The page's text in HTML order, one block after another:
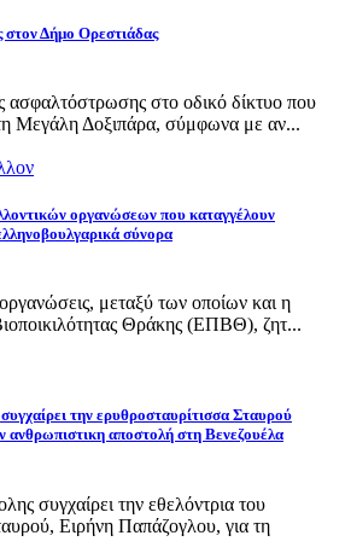
Δήμο Ορεστιάδας
ασφαλτόστρωσης στο οδικό δίκτυο που
Μεγάλη Δοξιπάρα, σύμφωνα με αν...
οργανώσεων που καταγγέλουν
σύνορα
μεταξύ των οποίων και η
Θράκης (ΕΠΒΘ), ζητ...
την ερυθροσταυρίτισσα Σταυρού
ανθρωπιστικη αποστολή στη Βενεζουέλα
συγχαίρει την εθελόντρια του
Ειρήνη Παπάζογλου, για τη